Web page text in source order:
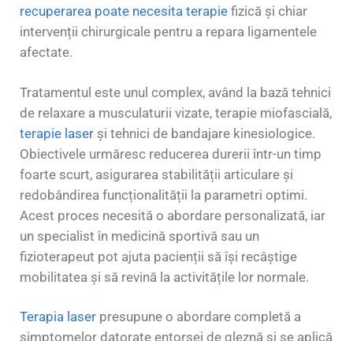
recuperarea poate necesita terapie fizică și chiar
intervenții chirurgicale pentru a repara ligamentele
afectate.
Tratamentul este unul complex, având la bază tehnici
de relaxare a musculaturii vizate, terapie miofascială,
terapie laser și tehnici de bandajare kinesiologice.
Obiectivele urmăresc reducerea durerii într-un timp
foarte scurt, asigurarea stabilității articulare și
redobândirea funcționalității la parametri optimi.
Acest proces necesită o abordare personalizată, iar
un specialist în medicină sportivă sau un
fizioterapeut pot ajuta pacienții să își recâștige
mobilitatea și să revină la activitățile lor normale.
Terapia laser presupune o abordare completă a
simptomelor datorate entorsei de gleznă și se aplică